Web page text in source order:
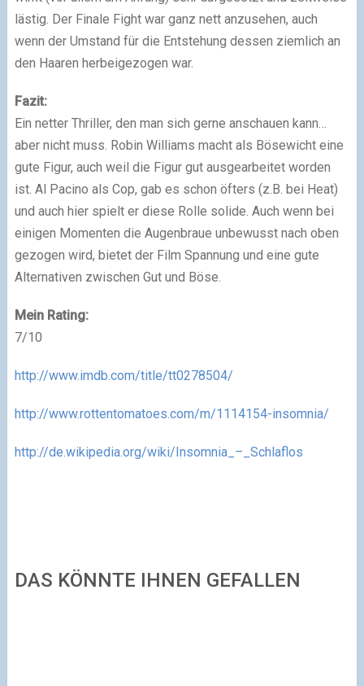
lästig. Der Finale Fight war ganz nett anzusehen, auch
wenn der Umstand für die Entstehung dessen ziemlich an
den Haaren herbeigezogen war.
Fazit:
Ein netter Thriller, den man sich gerne anschauen kann…
aber nicht muss. Robin Williams macht als Bösewicht eine
gute Figur, auch weil die Figur gut ausgearbeitet worden
ist. Al Pacino als Cop, gab es schon öfters (z.B. bei Heat)
und auch hier spielt er diese Rolle solide. Auch wenn bei
einigen Momenten die Augenbraue unbewusst nach oben
gezogen wird, bietet der Film Spannung und eine gute
Alternativen zwischen Gut und Böse.
Mein Rating:
7/10
http://www.imdb.com/title/tt0278504/
http://www.rottentomatoes.com/m/1114154-insomnia/
http://de.wikipedia.org/wiki/Insomnia_–_Schlaflos
DAS KÖNNTE IHNEN GEFALLEN